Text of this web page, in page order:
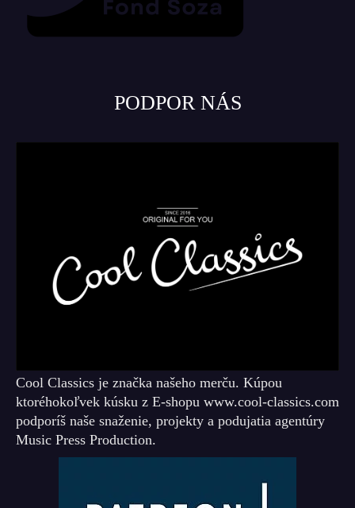
PODPOR NÁS
Cool Classics je značka našeho merču. Kúpou
ktoréhokoľvek kúsku z E-shopu www.cool-classics.com
podporíš naše snaženie, projekty a podujatia agentúry
Music Press Production.